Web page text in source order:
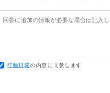
行動規範の内容に同意します